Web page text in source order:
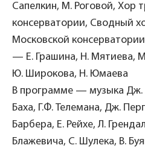
Сапелкин, М. Роговой, Хор
консерватории, Сводный
Московской
— Е. Грашина, Н. Мятиева,
Ю. Широкова, Н. Юмаева
В программе — музыка Дж.
Баха, Г.Ф. Телемана, Дж.
Барбера, Е. Рейхе, Л.
Блажевича, С. Шулека, В.